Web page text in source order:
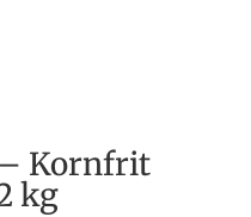
Kornfrit
kg